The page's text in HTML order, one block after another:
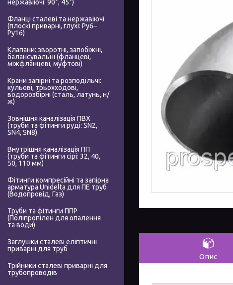
Опис
нержавіючі: 90°, 45°)
Фланці сталеві та нержавіючі
(плоскі приварні, глухі: Ру6–
Ру16)
Клапани: зворотні, запобіжні,
балансувальні (фланцеві,
міжфланцеві, муфтові)
Крани запірні та розподільчі:
кульові, трьохходові,
водорозбірні (сталь, латунь, н/
ж)
Зовнішня каналізація ПВХ
(труби та фітинги руді: SN2,
SN4, SN8)
Внутрішня каналізація ПП
(труби та фітинги сірі: 32, 40,
50, 110 мм)
Фітинги компресійні та запірна
арматура Unidelta для ПЕ труб
(Водопровід, Газ)
Труби та фітинги ППР
(Поліпропілен для опалення
та води)
Заглушки сталеві еліптичні
приварні для труб
Трійники сталеві приварні для
трубопроводів